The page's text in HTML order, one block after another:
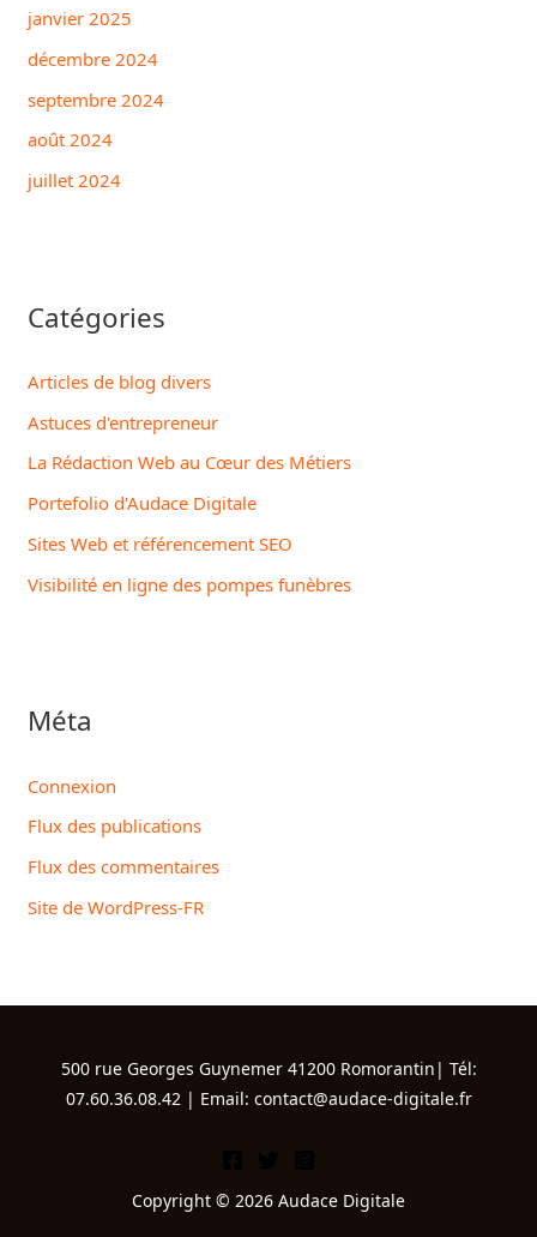
janvier 2025
décembre 2024
septembre 2024
août 2024
juillet 2024
Catégories
Articles de blog divers
Astuces d'entrepreneur
La Rédaction Web au Cœur des Métiers
Portefolio d'Audace Digitale
Sites Web et référencement SEO
Visibilité en ligne des pompes funèbres
Méta
Connexion
Flux des publications
Flux des commentaires
Site de WordPress-FR
500 rue Georges Guynemer 41200 Romorantin| Tél:
07.60.36.08.42 | Email: contact@audace-digitale.fr
Copyright © 2026 Audace Digitale